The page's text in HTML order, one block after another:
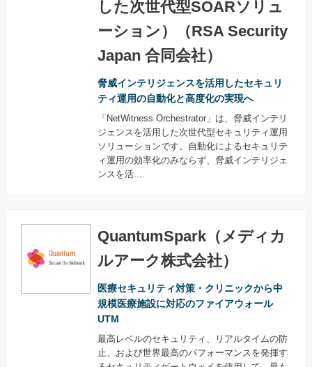
した次世代型SOARソリュ
ーション）（RSA Security
Japan 合同会社）
脅威インテリジェンスを活用したセキュリ
ティ運用の自動化と高度化の実現へ
「NetWitness Orchestrator」は、脅威インテリ
ジェンスを活用した次世代型セキュリティ運用
ソリューションです。自動化によるセキュリテ
ィ運用の効率化のみならず、脅威インテリジェ
ンスを活...
QuantumSpark（メディカ
ルアーク株式会社）
医療セキュリティ対策・クリニックから中
規模医療施設に対応のファイアウォール
UTM
最高レベルのセキュリティ、リアルタイムの防
止、および世界最高のパフォーマンスを発揮す